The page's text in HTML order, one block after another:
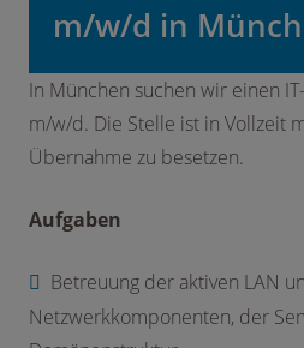
m/w/d in
In München suchen wir einen
m/w/d. Die Stelle ist in Vollzeit
Übernahme zu besetzen.
Aufgaben
Betreuung der aktiven LAN
Netzwerkkomponenten, der